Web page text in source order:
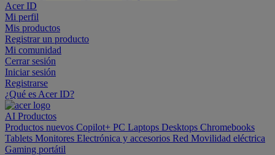
Acer ID
Mi perfil
Mis productos
Registrar un producto
Mi comunidad
Cerrar sesión
Iniciar sesión
Registrarse
¿Qué es Acer ID?
AI Productos
Productos nuevos Copilot+ PC Laptops Desktops Chromebooks
Tablets Monitores Electrónica y accesorios Red Movilidad eléctrica
Gaming portátil